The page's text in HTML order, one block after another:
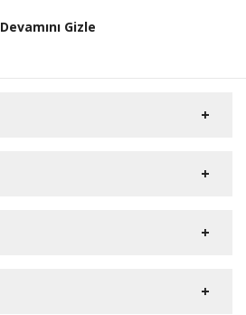
Devamını Gizle